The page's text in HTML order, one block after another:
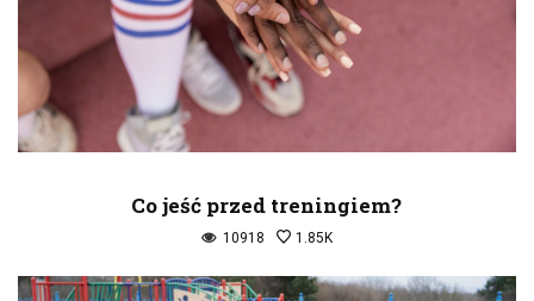
Co jeść przed treningiem?
10918 1.85K